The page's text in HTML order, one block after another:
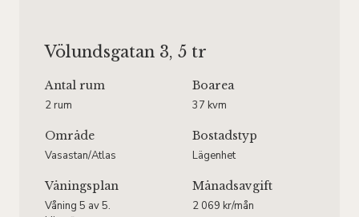
Völundsgatan 3, 5 tr
Antal rum
2 rum
Boarea
37 kvm
Område
Vasastan/Atlas
Bostadstyp
Lägenhet
Våningsplan
Våning 5 av 5.
Månadsavgift
2 069 kr/mån